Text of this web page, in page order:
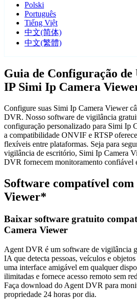
Polski
Português
Tiếng Việt
中文(简体)
中文(繁體)
Guia de Configuração
IP Simi Ip Camera
Configure suas Simi Ip Camera Viewer
DVR. Nosso software de vigilância
configuração personalizado para Simi Ip
a compatibilidade ONVIF e RTSP
flexíveis entre plataformas. Seja para
vigilância de escritório, Simi Ip Camera
DVR fornecem monitoramento confiável
Software compatível
Viewer*
Baixar software gratuito
Camera Viewer
Agent DVR é um software de vigilância
IA que detecta pessoas, veículos e
uma interface amigável em qualquer
ilimitadas e fornece acesso remoto sem
Faça download do Agent DVR para
propriedade 24 horas por dia.